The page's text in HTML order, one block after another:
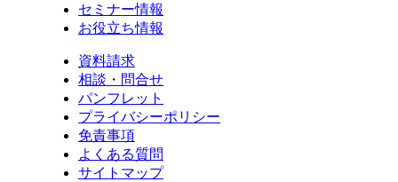
セミナー情報
お役立ち情報
資料請求
相談・問合せ
パンフレット
プライバシーポリシー
免責事項
よくある質問
サイトマップ